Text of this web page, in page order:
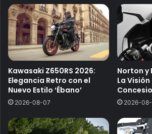
Kawasaki Z650RS 2026:
Elegancia Retro con el
Nuevo Estilo ‘Ébano’
2026-08-07
Norton y
La
2026-